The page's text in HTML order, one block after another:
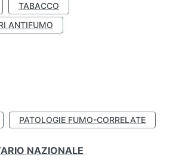
TABACCO
ANTIFUMO
PATOLOGIE FUMO-CORRELATE
NAZIONALE